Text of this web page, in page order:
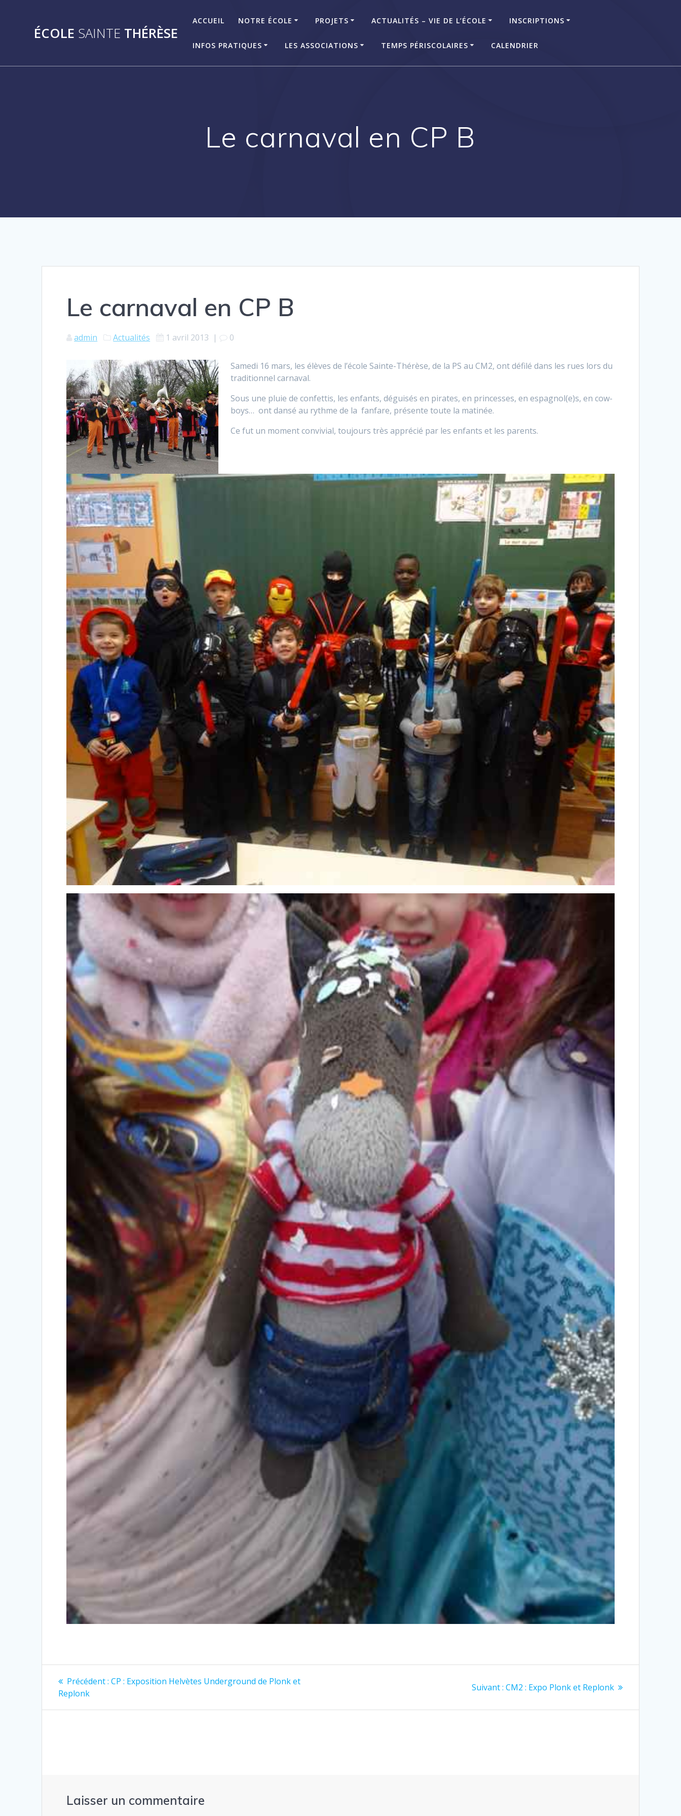
ÉCOLE SAINTE THÉRÈSE
ACCUEIL NOTRE ÉCOLE PROJETS ACTUALITÉS – VIE DE L’ÉCOLE INSCRIPTIONS
INFOS PRATIQUES LES ASSOCIATIONS TEMPS PÉRISCOLAIRES CALENDRIER
Le carnaval en CP B
Le carnaval en CP B
admin Actualités 1 avril 2013 | 0
Samedi 16 mars, les élèves de l’école Sainte-Thérèse, de la PS au CM2, ont défilé dans les rues lors du
traditionnel carnaval.
Sous une pluie de confettis, les enfants, déguisés en pirates, en princesses, en espagnol(e)s, en cow-
boys… ont dansé au rythme de la fanfare, présente toute la matinée.
Ce fut un moment convivial, toujours très apprécié par les enfants et les parents.
Navigation
de
Précédent : Article
CP : Exposition Helvètes Underground de Plonk et
Replonk
Suivant : Article
:
CM2 : Expo Plonk et Replonk
Laisser un commentaire